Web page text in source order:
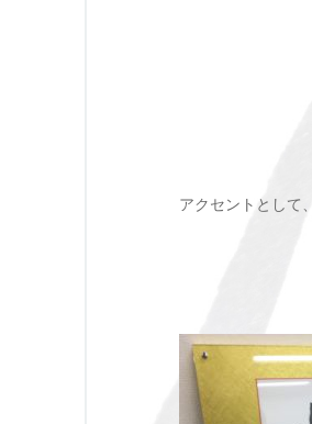
アクセントとして